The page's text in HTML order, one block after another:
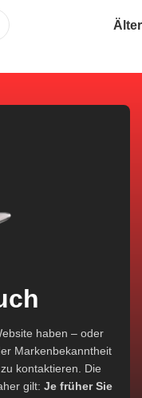
Älter
haben – oder
Markenbekanntheit
kontaktieren. Die
gilt: Je früher Sie